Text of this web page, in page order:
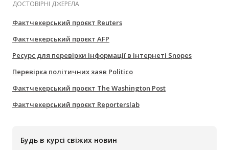
ДОСТОВІРНІ ДЖЕРЕЛА
Фактчекерський проєкт Reuters
Фактчекерський проєкт AFP
Ресурс для перевірки інформації в інтернеті Snopes
Перевірка політичних заяв Politico
Фактчекерський проєкт The Washington Post
Фактчекерський проєкт Reporterslab
Будь в курсі свіжих новин